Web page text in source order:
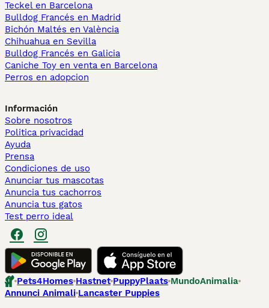
Teckel en Barcelona
Bulldog Francés en Madrid
Bichón Maltés en València
Chihuahua en Sevilla
Bulldog Francés en Galicia
Caniche Toy en venta en Barcelona
Perros en adopcion
Información
Sobre nosotros
Politica privacidad
Ayuda
Prensa
Condiciones de uso
Anunciar tus mascotas
Anuncia tus cachorros
Anuncia tus gatos
Test perro ideal
Pets4Homes Hastnet PuppyPlaats MundoAnimalia
Annunci Animali Lancaster Puppies